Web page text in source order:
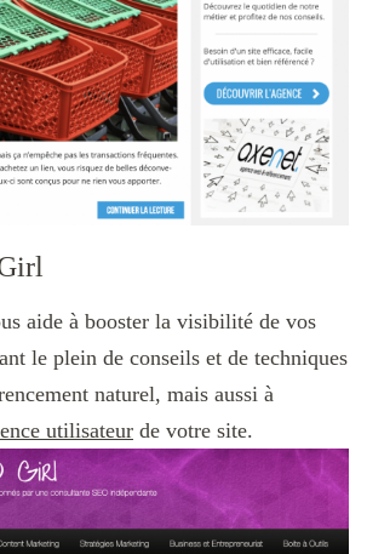
aide à booster la visibilité de vos
le plein de conseils et de techniques
naturel, mais aussi à
utilisateur de votre site.